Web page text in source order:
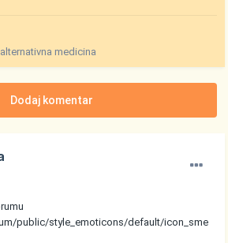
medicina
Dodaj komentar
public/style_emoticons/default/icon_sme